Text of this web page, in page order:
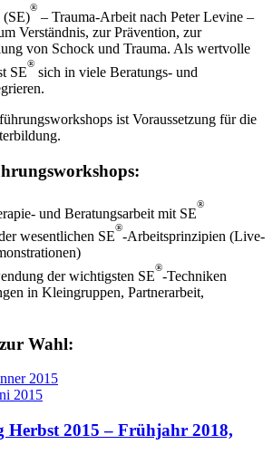
(SE)
®
– Trauma-Arbeit nach Peter Levine –
Verständnis, zur Prävention, zur
von Schock und Trauma. Als wertvolle
SE
®
sich in viele Beratungs- und
ist Voraussetzung für die
und Beratungsarbeit mit SE
®
wesentlichen SE
®
-Arbeitsprinzipien (Live-
der wichtigsten SE
®
-Techniken
in Kleingruppen, Partnerarbeit,
Wahl:
2015
2015
Herbst 2015 – Frühjahr 2018,